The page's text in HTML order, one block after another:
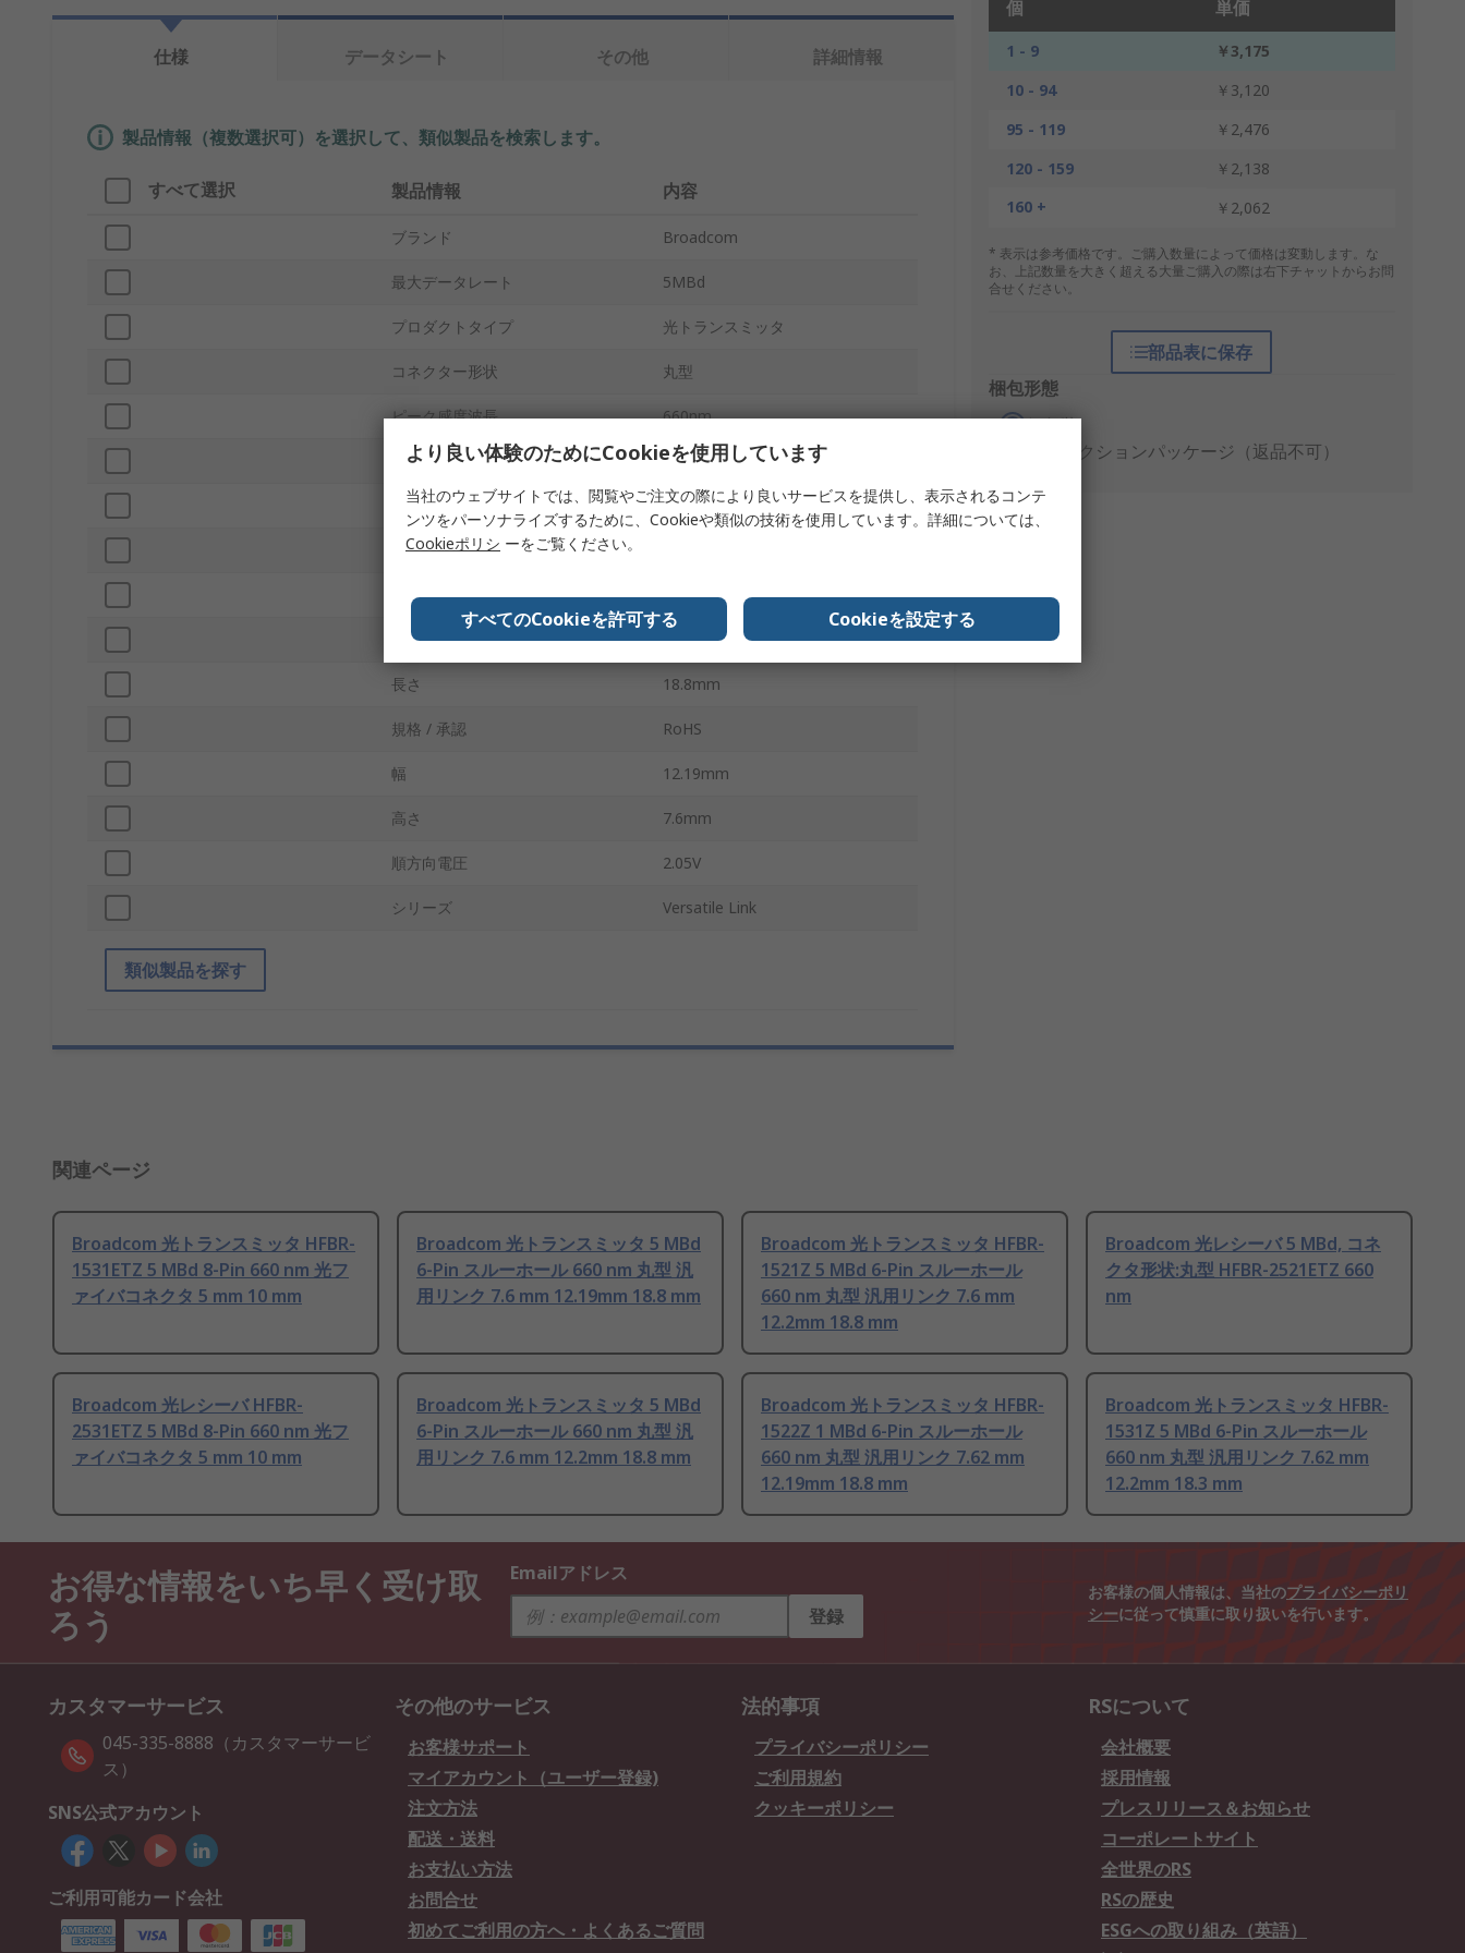
個 単価
1 - 9
￥3,175
10 - 94
￥3,120
95 - 119
￥2,476
120 - 159
￥2,138
160 +
￥2,062
* 表示は参考価格です。ご購入数量によって価格は変動します。な
お、上記数量を大きく超える大量ご購入の際は右下チャットからお問
合せください。
部品表に保存
梱包形態
個包装
プロダクションパッケージ（返品不可）
仕様 データシート その他 詳細情報
製品情報（複数選択可）を選択して、類似製品を検索します。
すべて選択 製品情報 内容
ブランド Broadcom
最大データレート 5MBd
プロダクトタイプ 光トランスミッタ
コネクター形状 丸型
ピーク感度波長 660nm
標準上昇時間 20ns
標準降下時間 20ns
取付タイプ
ピン数 6
コネクタサイズ 汎用リンク
長さ 18.8mm
規格 / 承認 RoHS
幅 12.19mm
高さ 7.6mm
順方向電圧 2.05V
シリーズ Versatile Link
類似製品を探す
関連ページ
Broadcom 光トランスミッタ HFBR-
1531ETZ 5 MBd 8-Pin 660 nm 光フ
ァイバコネクタ 5 mm 10 mm
Broadcom 光トランスミッタ 5 MBd
6-Pin スルーホール 660 nm 丸型 汎
用リンク 7.6 mm 12.19mm 18.8 mm
Broadcom 光トランスミッタ HFBR-
1521Z 5 MBd 6-Pin スルーホール
660 nm 丸型 汎用リンク 7.6 mm
12.2mm 18.8 mm
Broadcom 光レシーバ 5 MBd, コネ
クタ形状:丸型 HFBR-2521ETZ 660
nm
Broadcom 光レシーバ HFBR-
2531ETZ 5 MBd 8-Pin 660 nm 光フ
ァイバコネクタ 5 mm 10 mm
Broadcom 光トランスミッタ 5 MBd
6-Pin スルーホール 660 nm 丸型 汎
用リンク 7.6 mm 12.2mm 18.8 mm
Broadcom 光トランスミッタ HFBR-
1522Z 1 MBd 6-Pin スルーホール
660 nm 丸型 汎用リンク 7.62 mm
12.19mm 18.8 mm
Broadcom 光トランスミッタ HFBR-
1531Z 5 MBd 6-Pin スルーホール
660 nm 丸型 汎用リンク 7.62 mm
12.2mm 18.3 mm
お得な情報をいち早く受け取
ろう
Emailアドレス
登録
お客様の個人情報は、当社のプライバシーポリ
シーに従って慎重に取り扱いを行います。
カスタマーサービス
045-335-8888（カスタマーサービ
ス）
SNS公式アカウント
ご利用可能カード会社
その他のサービス
お客様サポート
マイアカウント（ユーザー登録)
注文方法
配送・送料
お支払い方法
お問合せ
初めてご利用の方へ・よくあるご質問
法的事項
プライバシーポリシー
ご利用規約
クッキーポリシー
RSについて
会社概要
採用情報
プレスリリース＆お知らせ
コーポレートサイト
全世界のRS
RSの歴史
ESGへの取り組み（英語）
より良い体験のためにCookieを使用しています
当社のウェブサイトでは、閲覧やご注文の際により良いサービスを提供し、表示されるコンテ
ンツをパーソナライズするために、Cookieや類似の技術を使用しています。詳細については、
Cookieポリシ ーをご覧ください。
すべてのCookieを許可する Cookieを設定する